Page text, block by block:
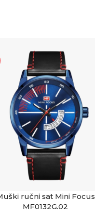
ručni sat Mini Focus
MF0132G.02